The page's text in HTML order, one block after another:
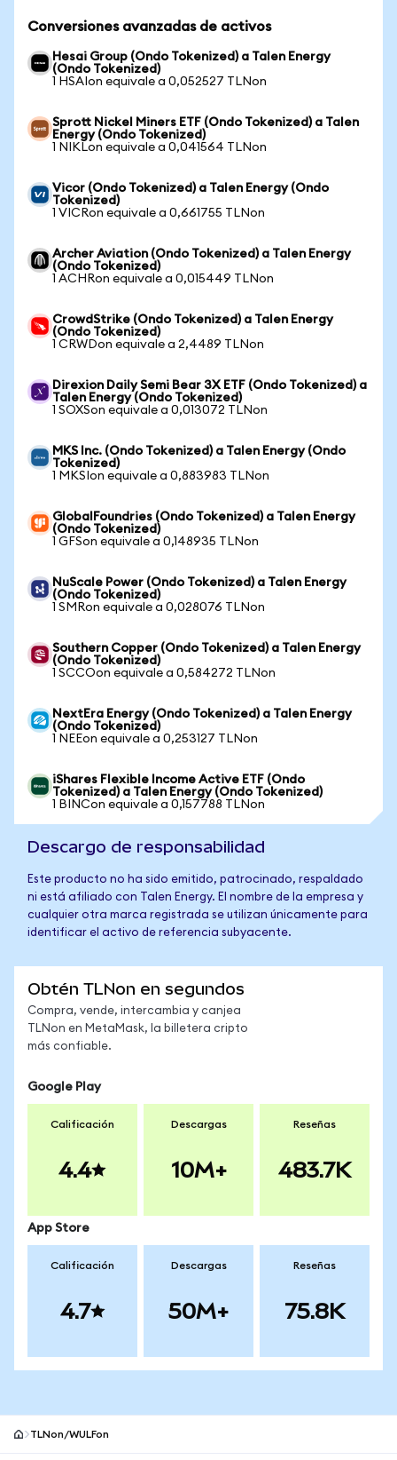
Conversiones avanzadas de activos
Hesai Group (Ondo Tokenized) a Talen Energy
(Ondo Tokenized)
1 HSAIon equivale a 0,052527 TLNon
Sprott Nickel Miners ETF (Ondo Tokenized) a Talen
Energy (Ondo Tokenized)
1 NIKLon equivale a 0,041564 TLNon
Vicor (Ondo Tokenized) a Talen Energy (Ondo
Tokenized)
1 VICRon equivale a 0,661755 TLNon
Archer Aviation (Ondo Tokenized) a Talen Energy
(Ondo Tokenized)
1 ACHRon equivale a 0,015449 TLNon
CrowdStrike (Ondo Tokenized) a Talen Energy
(Ondo Tokenized)
1 CRWDon equivale a 2,4489 TLNon
Direxion Daily Semi Bear 3X ETF (Ondo Tokenized) a
Talen Energy (Ondo Tokenized)
1 SOXSon equivale a 0,013072 TLNon
MKS Inc. (Ondo Tokenized) a Talen Energy (Ondo
Tokenized)
1 MKSIon equivale a 0,883983 TLNon
GlobalFoundries (Ondo Tokenized) a Talen Energy
(Ondo Tokenized)
1 GFSon equivale a 0,148935 TLNon
NuScale Power (Ondo Tokenized) a Talen Energy
(Ondo Tokenized)
1 SMRon equivale a 0,028076 TLNon
Southern Copper (Ondo Tokenized) a Talen Energy
(Ondo Tokenized)
1 SCCOon equivale a 0,584272 TLNon
NextEra Energy (Ondo Tokenized) a Talen Energy
(Ondo Tokenized)
1 NEEon equivale a 0,253127 TLNon
iShares Flexible Income Active ETF (Ondo
Tokenized) a Talen Energy (Ondo Tokenized)
1 BINCon equivale a 0,157788 TLNon
Descargo de responsabilidad
Este producto no ha sido emitido, patrocinado, respaldado
ni está afiliado con Talen Energy. El nombre de la empresa y
cualquier otra marca registrada se utilizan únicamente para
identificar el activo de referencia subyacente.
Obtén TLNon en segundos
Compra, vende, intercambia y canjea
TLNon en MetaMask, la billetera cripto
más confiable.
Google Play
Calificación
4.4
Descargas
10M+
Reseñas
483.7K
App Store
Calificación
4.7
Descargas
50M+
Reseñas
75.8K
TLNon/WULFon